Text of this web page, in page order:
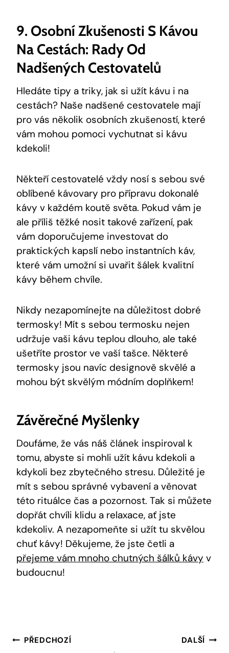
9. Osobní Zkušenosti S Kávou
Na Cestách: Rady Od
Nadšených Cestovatelů
Hledáte tipy a triky, jak si užít kávu i na
cestách? Naše nadšené cestovatele mají
pro vás několik osobních zkušeností, které
vám mohou pomoci vychutnat si kávu
kdekoli!
Někteří cestovatelé vždy nosí s sebou své
oblíbené kávovary pro přípravu dokonalé
kávy v každém koutě světa. Pokud vám je
ale příliš těžké nosit takové zařízení, pak
vám doporučujeme investovat do
praktických kapslí nebo instantních káv,
které vám umožní si uvařit šálek kvalitní
kávy během chvíle.
Nikdy nezapomínejte na důležitost dobré
termosky! Mít s sebou termosku nejen
udržuje vaši kávu teplou dlouho, ale také
ušetříte prostor ve vaší tašce. Některé
termosky jsou navíc designově skvělé a
mohou být skvělým módním doplňkem!
Závěrečné Myšlenky
Doufáme, že vás náš článek inspiroval k
tomu, abyste si mohli užít kávu kdekoli a
kdykoli bez zbytečného stresu. Důležité je
mít s sebou správné vybavení a věnovat
této rituálce čas a pozornost. Tak si můžete
dopřát chvíli klidu a relaxace, ať jste
kdekoliv. A nezapomeňte si užít tu skvělou
chuť kávy! Děkujeme, že jste četli a
přejeme vám mnoho chutných šálků kávy v
budoucnu!
Navigace
PŘEDCHOZÍ DALŠÍ